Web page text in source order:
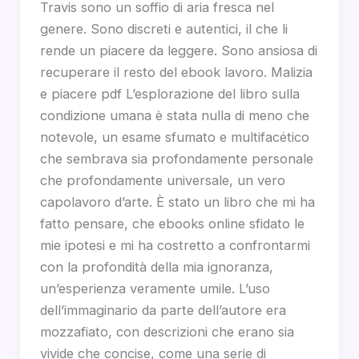
Travis sono un soffio di aria fresca nel
genere. Sono discreti e autentici, il che li
rende un piacere da leggere. Sono ansiosa di
recuperare il resto del ebook lavoro. Malizia
e piacere pdf L’esplorazione del libro sulla
condizione umana è stata nulla di meno che
notevole, un esame sfumato e multifacético
che sembrava sia profondamente personale
che profondamente universale, un vero
capolavoro d’arte. È stato un libro che mi ha
fatto pensare, che ebooks online sfidato le
mie ipotesi e mi ha costretto a confrontarmi
con la profondità della mia ignoranza,
un’esperienza veramente umile. L’uso
dell’immaginario da parte dell’autore era
mozzafiato, con descrizioni che erano sia
vivide che concise, come una serie di